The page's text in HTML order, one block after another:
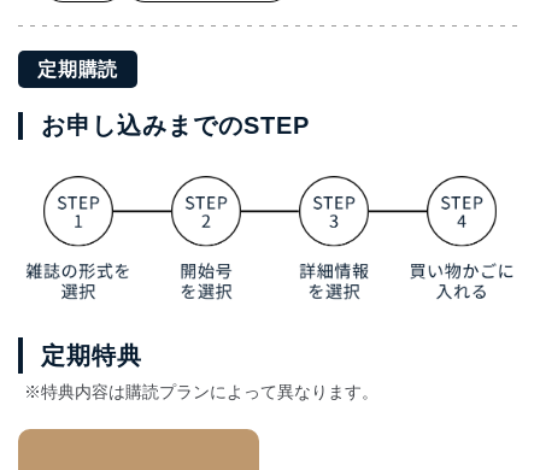
定期購読
お申し込みまでのSTEP
定期特典
※特典内容は購読プランによって異なります。